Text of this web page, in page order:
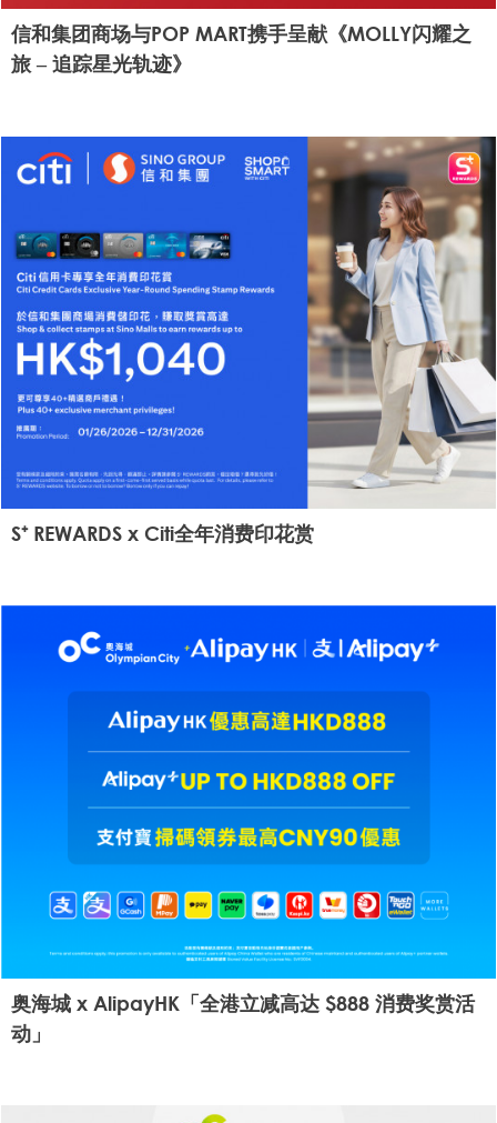
信和集团商场与POP MART携手呈献《MOLLY闪耀之
旅 – 追踪星光轨迹》
S⁺ REWARDS x Citi全年消费印花赏
奥海城 x AlipayHK「全港立减高达 $888 消费奖赏活
动」